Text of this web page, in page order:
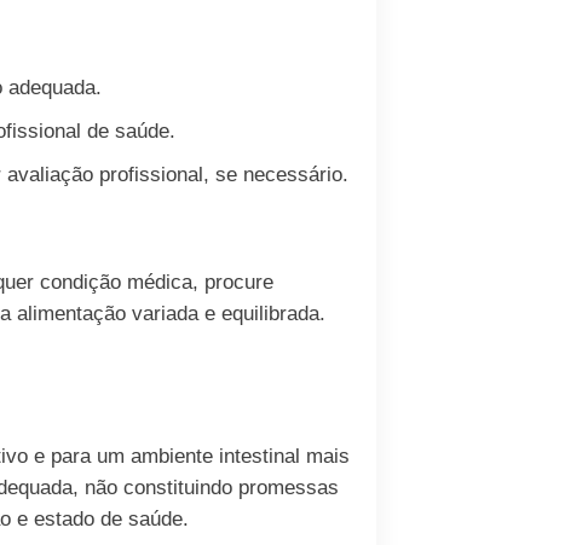
de saúde.
profissional, se necessário.
condição médica, procure
alimentação variada e equilibrada.
e para um ambiente intestinal mais
não constituindo promessas
e estado de saúde.